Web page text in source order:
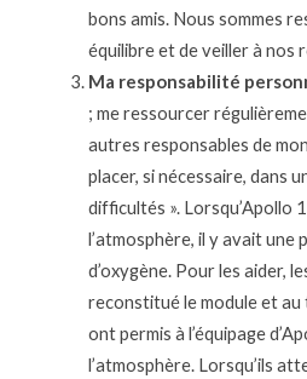
bons amis. Nous sommes
équilibre et de veiller à nos
Ma responsabilité
; me ressourcer
autres responsables de
placer, si nécessaire, dans
difficultés ». Lorsqu’Apollo
l’atmosphère, il y avait une
d’oxygène. Pour les aider,
reconstitué le module et
ont permis à l’équipage
l’atmosphère. Lorsqu’ils